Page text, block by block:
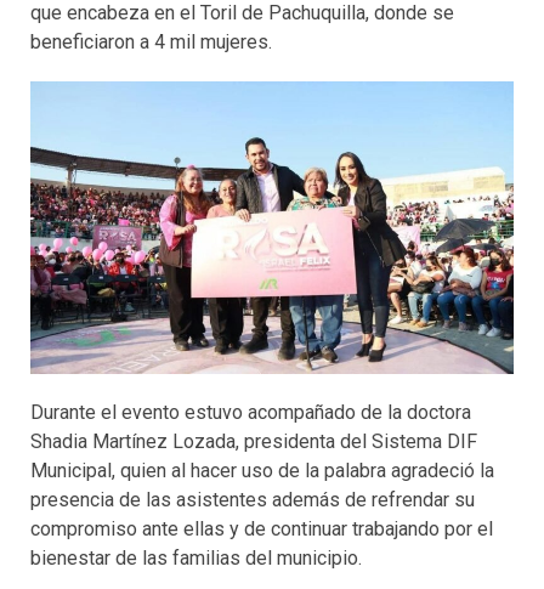
que encabeza en el Toril de Pachuquilla, donde se
beneficiaron a 4 mil mujeres.
Durante el evento estuvo acompañado de la doctora
Shadia Martínez Lozada, presidenta del Sistema DIF
Municipal, quien al hacer uso de la palabra agradeció la
presencia de las asistentes además de refrendar su
compromiso ante ellas y de continuar trabajando por el
bienestar de las familias del municipio.